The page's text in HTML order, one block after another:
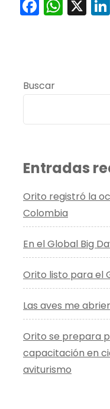
X
Buscar
Entradas
Orito registró la
Colombia
En el Global Big
Orito listo para el
Las aves me
Orito se prepara
capacitación en
aviturismo